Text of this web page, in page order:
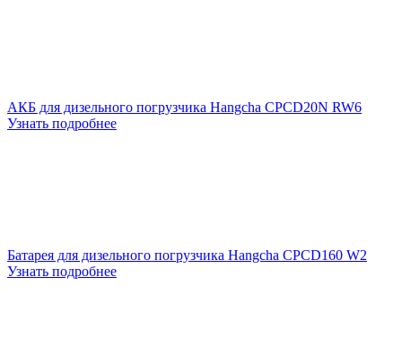
АКБ для дизельного погрузчика Hangcha CPCD20N RW6
Узнать подробнее
Батарея для дизельного погрузчика Hangcha CPCD160 W2
Узнать подробнее